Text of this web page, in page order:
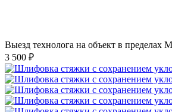
Выезд технолога на объект в
3 500 ₽